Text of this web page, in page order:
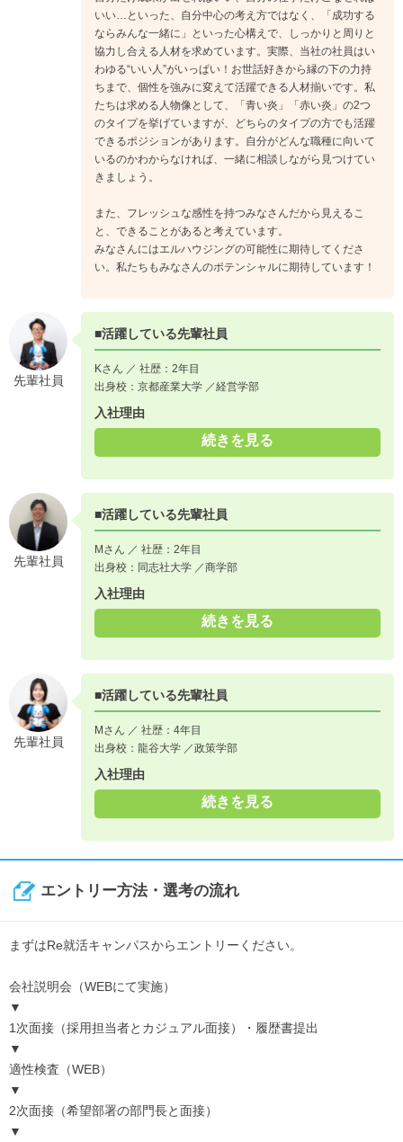
いい…といった、自分中心の考え方ではなく、「成功する
ならみんな一緒に」といった心構えで、しっかりと周りと
協力し合える人材を求めています。実際、当社の社員はい
わゆる“いい人”がいっぱい！お世話好きから縁の下の力持
ちまで、個性を強みに変えて活躍できる人材揃いです。私
たちは求める人物像として、「青い炎」「赤い炎」の2つ
のタイプを挙げていますが、どちらのタイプの方でも活躍
できるポジションがあります。自分がどんな職種に向いて
いるのかわからなければ、一緒に相談しながら見つけてい
きましょう。
また、フレッシュな感性を持つみなさんだから見えるこ
と、できることがあると考えています。
みなさんにはエルハウジングの可能性に期待してくださ
い。私たちもみなさんのポテンシャルに期待しています！
先輩社員
■活躍している先輩社員
Kさん ／ 社歴：2年目
出身校：京都産業大学 ／経営学部
入社理由
続きを見る
先輩社員
■活躍している先輩社員
Mさん ／ 社歴：2年目
出身校：同志社大学 ／商学部
入社理由
続きを見る
先輩社員
■活躍している先輩社員
Mさん ／ 社歴：4年目
出身校：龍谷大学 ／政策学部
入社理由
続きを見る
エントリー方法・選考の流れ
まずはRe就活キャンパスからエントリーください。
会社説明会（WEBにて実施）
▼
1次面接（採用担当者とカジュアル面接）・履歴書提出
▼
適性検査（WEB）
▼
2次面接（希望部署の部門長と面接）
▼